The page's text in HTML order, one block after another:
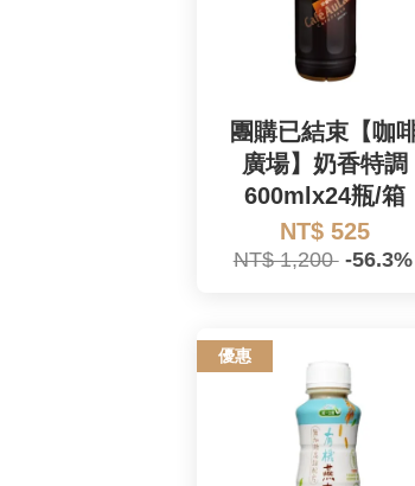
團購已結束【咖
廣場】奶香特調
600mlx24瓶/箱
NT$ 525
NT$ 1,200 -56.3%
優惠